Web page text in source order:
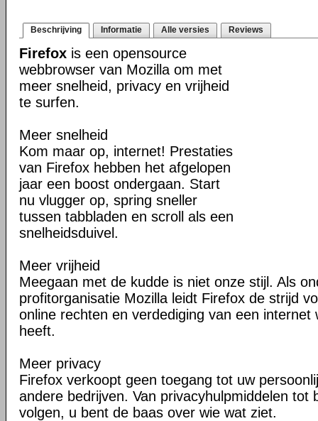
Beschrijving Informatie Alle versies Reviews
Firefox is een opensource
webbrowser van Mozilla om met
meer snelheid, privacy en vrijheid
te surfen.
Meer snelheid
Kom maar op, internet! Prestaties
van Firefox hebben het afgelopen
jaar een boost ondergaan. Start
nu vlugger op, spring sneller
tussen tabbladen en scroll als een
snelheidsduivel.
Meer vrijheid
Meegaan met de kudde is niet onze stijl. Als
profitorganisatie Mozilla leidt Firefox de strijd
online rechten en verdediging van een internet
heeft.
Meer privacy
Firefox verkoopt geen toegang tot uw
andere bedrijven. Van privacyhulpmiddelen tot
volgen, u bent de baas over wie wat ziet.